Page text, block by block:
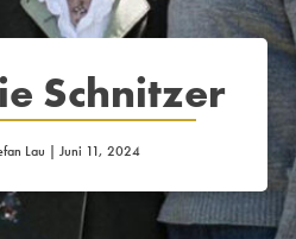
Schnitzer
Lau | Juni 11, 2024